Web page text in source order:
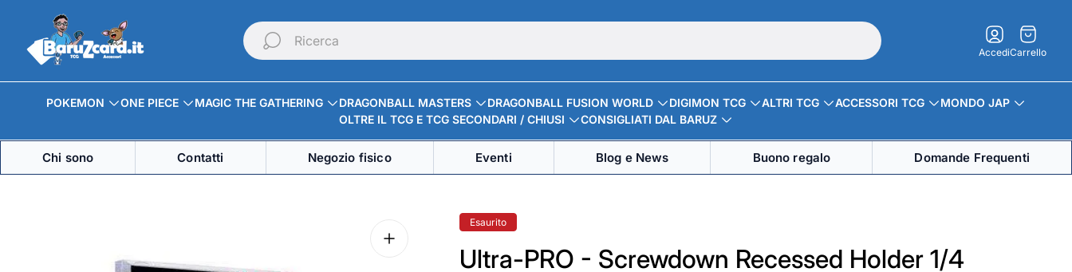
Logo
negozio"
Ricerca
Accedi
Carrello.
Carrello
POKEMON ONE PIECE MAGIC THE GATHERING DRAGONBALL MASTERS DRAGONBALL FUSION WORLD DIGIMON TCG ALTRI TCG ACCESSORI TCG
MONDO JAP
OLTRE IL TCG E TCG SECONDARI / CHIUSI
CONSIGLIATI DAL BARUZ
Chi sono Contatti Negozio fisico Eventi Blog e News Buono regalo Domande Frequenti
Etichetta
del
Esaurito
Ultra-PRO - Screwdown Recessed Holder 1/4